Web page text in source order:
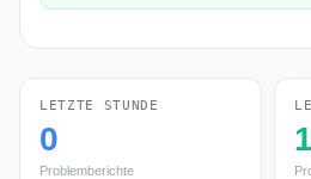
LETZTE STUNDE
0
Problemberichte
1